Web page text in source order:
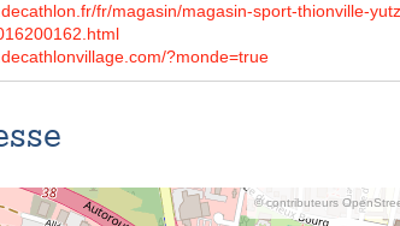
fr/magasin/magasin-sport-thionville-
?monde=true
© contributeurs